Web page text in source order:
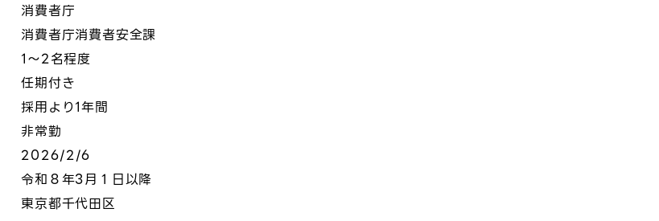
消費者庁
消費者庁消費者安全課
1～2名程度
任期付き
採用より1年間
非常勤
2026/2/6
令和８年3月１日以降
東京都千代田区